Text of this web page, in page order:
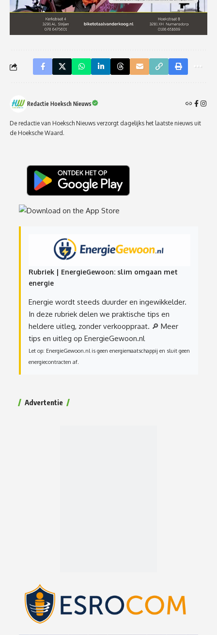
Redactie Hoeksch Nieuws
De redactie van Hoeksch Nieuws verzorgt dagelijks het laatste nieuws uit
de Hoeksche Waard.
Rubriek | EnergieGewoon: slim omgaan met
energie
Energie wordt steeds duurder en ingewikkelder.
In deze rubriek delen we praktische tips en
heldere uitleg, zonder verkooppraat. 🔎 Meer
tips en uitleg op EnergieGewoon.nl
Let op: EnergieGewoon.nl is geen energiemaatschappij en sluit geen
energiecontracten af.
Advertentie